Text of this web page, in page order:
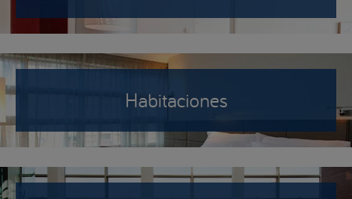
Habitaciones